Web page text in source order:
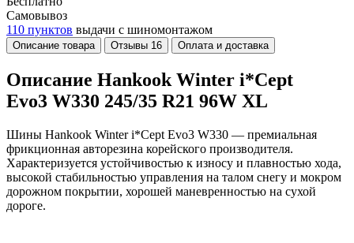
Самовывоз
110 пунктов выдачи с шиномонтажом
Описание товара Отзывы 16 Оплата и доставка
Описание Hankook Winter i*Cept
Evo3 W330 245/35 R21 96W XL
Шины Hankook Winter i*Cept Evo3 W330 — премиальная
фрикционная авторезина корейского производителя.
Характеризуется устойчивостью к износу и плавностью хода,
высокой стабильностью управления на талом снегу и мокром
дорожном покрытии, хорошей маневренностью на сухой
дороге.